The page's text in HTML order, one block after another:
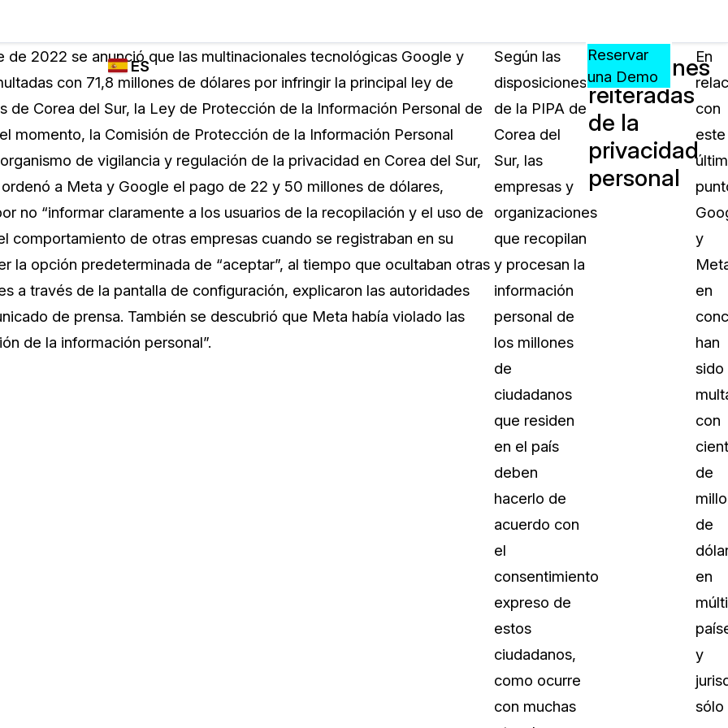
FUNCIONES DE
TRANSCRIPCIÓN
Y TRADUCCIÓN
DE CASEGUARD
Redacción de vídeos
de notas y más con un solo clic desde una
cantidad ilimitada de videos
Redacción de documentos
Redacte información de identificación
personal (PII) de miles de archivos PDF,
Excel, Doc, correo electrónico y PST con un
Industrias
¿QUIÉN
CASEGUARD?
Transportación
La Atención Médica
Educación
PreciosRecursos
APRENDA,
CONECTE
Y
CREZCA
CON
CASEGUARD
Preguntas Frecuentes
CaseGuard
Artículos
Redacte archivos de video con
algoritmo mejorado
sus necesidades de redacción
Obtenga respuestas a sus
CaseGuard
CaseGuard. Práctica nuevas
aprender
Recomendaciones
Historias sobre cómo nuestros
utilizan CaseGuard studio a diario
Eventos
ES
Español
Reservar
una Demo
de 2022 se anunció que las multinacionales tecnológicas Google y
con 71,8 millones de dólares por infringir la principal ley de
de Corea del Sur, la Ley de Protección de la Información Personal de
momento, la Comisión de Protección de la Información Personal
de vigilancia y regulación de la privacidad en Corea del Sur,
a Meta y Google el pago de 22 y 50 millones de dólares,
no “informar claramente a los usuarios de la recopilación y el uso de
comportamiento de otras empresas cuando se registraban en su
la opción predeterminada de “aceptar”, al tiempo que ocultaban otras
a través de la pantalla de configuración, explicaron las autoridades
de prensa. También se descubrió que Meta había violado las
de la información personal”.
Según las
disposiciones
de la PIPA de
Corea del
Sur, las
empresas y
organizaciones
que recopilan
y procesan la
información
personal de
los millones
de
ciudadanos
que residen
en el país
deben
hacerlo de
acuerdo con
el
consentimiento
expreso de
estos
ciudadanos,
como ocurre
con muchas
Violaciones
reiteradas
de la
privacidad
personal
En
con
este
y
en
han
sido
con
de
de
en
y
sólo